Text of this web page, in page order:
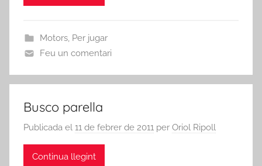
Motors, Per jugar
Feu un comentari
Busco parella
Publicada el 11 de febrer de 2011 per Oriol Ripoll
Continua llegint